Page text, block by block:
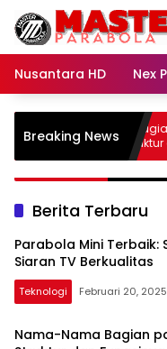
Langsung
konten
Nusantara HD
Nex
Breaking News
Nama-Nama Bagian pada
Memahami Struktur dan
Berita Terbaru
Parabola Mini Terbaik:
Siaran TV Berkualitas
Teknologi Februari 20, 2025
Nama-Nama Bagian